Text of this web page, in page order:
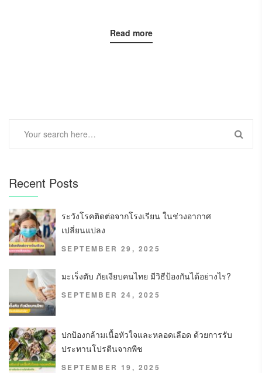
Read more
Recent Posts
ระวังโรคติดต่อจากโรงเรียน ในช่วงอากาศ
เปลี่ยนแปลง
SEPTEMBER 29, 2025
มะเร็งตับ ภัยเงียบคนไทย มีวิธีป้องกันได้อย่างไร?
SEPTEMBER 24, 2025
ปกป้องกล้ามเนื้อหัวใจและหลอดเลือด ด้วยการรับ
ประทานโปรตีนจากพืช
SEPTEMBER 19, 2025